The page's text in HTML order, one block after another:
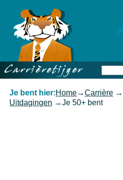
Je bent hier:Home→Carrière →
Uitdagingen →Je 50+ bent